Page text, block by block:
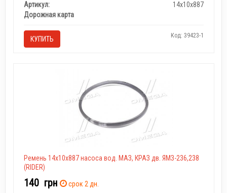
Артикул:
14х10х887
Дорожная карта
КУПИТЬ Код: 39423-1
Ремень 14х10х887 насоса вод. МАЗ, КРАЗ дв. ЯМЗ-236,238
(RIDER)
140 грн
срок 2 дн.